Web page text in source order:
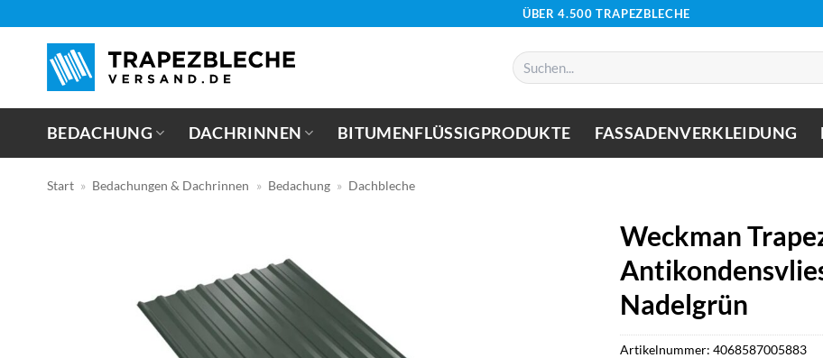
springen
ÜBER 4.500 TRAPEZBLECHE
Suchen
nach:
BEDACHUNG DACHRINNEN BITUMENFLÜSSIGPRODUKTE FASSADENVERKLEIDUNG
Start » Bedachungen & Dachrinnen » Bedachung » Dachbleche
Weckman
Nadelgrün
Artikelnummer: 4068587005883